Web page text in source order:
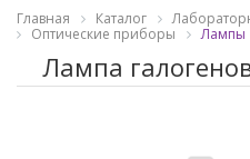
Главная Каталог
Оптические приборы
Лампы
Лампа